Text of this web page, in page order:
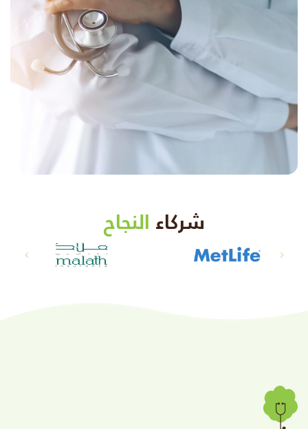
شركاء النجاح